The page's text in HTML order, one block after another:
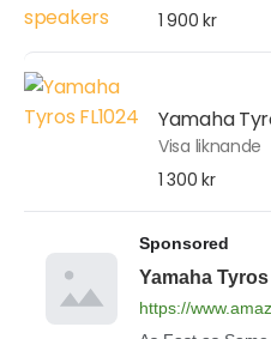
1 900 kr
Yamaha
Visa liknande
1 300 kr